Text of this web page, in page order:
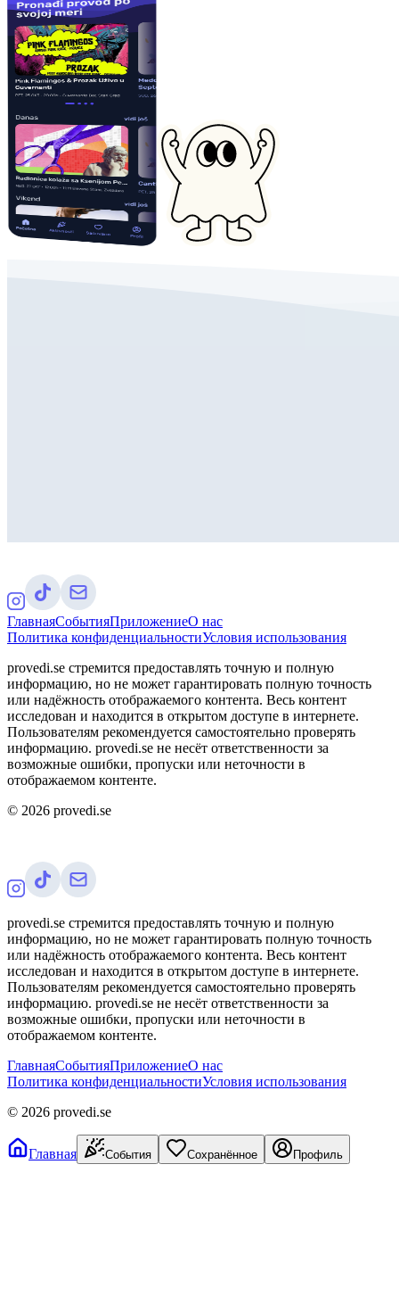
ГлавнаяСобытияПриложениеО нас
Политика конфиденциальностиУсловия использования
provedi.se стремится предоставлять точную и полную
информацию, но не может гарантировать полную точность
или надёжность отображаемого контента. Весь контент
исследован и находится в открытом доступе в интернете.
Пользователям рекомендуется самостоятельно проверять
информацию. provedi.se не несёт ответственности за
возможные ошибки, пропуски или неточности в
отображаемом контенте.
© 2026 provedi.se
provedi.se стремится предоставлять точную и полную
информацию, но не может гарантировать полную точность
или надёжность отображаемого контента. Весь контент
исследован и находится в открытом доступе в интернете.
Пользователям рекомендуется самостоятельно проверять
информацию. provedi.se не несёт ответственности за
возможные ошибки, пропуски или неточности в
отображаемом контенте.
ГлавнаяСобытияПриложениеО нас
Политика конфиденциальностиУсловия использования
© 2026 provedi.se
Главная События Сохранённое Профиль